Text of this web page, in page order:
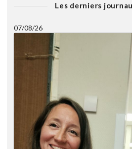
Les derniers
07/08/26